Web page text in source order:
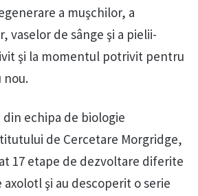
a muşchilor, a
vaselor de sânge şi a pielii-
şi la momentul potrivit pentru
nou.
echipa de biologie
de Cercetare Morgridge,
17 etape de dezvoltare diferite
şi au descoperit o serie